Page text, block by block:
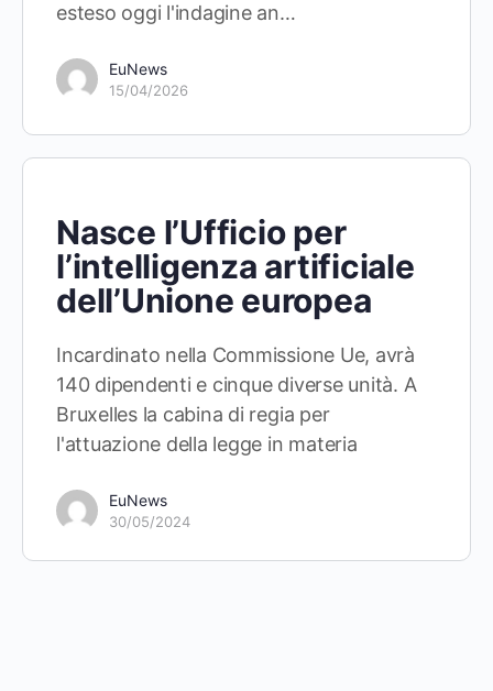
esteso oggi l'indagine an…
EuNews
15/04/2026
Nasce l’Ufficio per
l’intelligenza artificiale
dell’Unione europea
Incardinato nella Commissione Ue, avrà
140 dipendenti e cinque diverse unità. A
Bruxelles la cabina di regia per
l'attuazione della legge in materia
EuNews
30/05/2024